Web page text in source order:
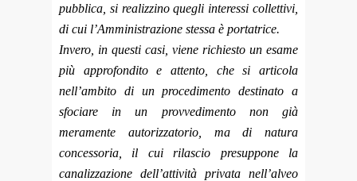
pubblica, si realizzino quegli interessi collettivi,
di cui l’Amministrazione stessa è portatrice.
Invero, in questi casi, viene richiesto un esame
più approfondito e attento, che si articola
nell’ambito di un procedimento destinato a
sfociare in un provvedimento non già
meramente autorizzatorio, ma di natura
concessoria, il cui rilascio presuppone la
canalizzazione dell’attività privata nell’alveo